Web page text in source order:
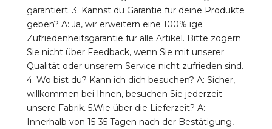
garantiert. 3. Kannst du Garantie für deine Produkte
geben? A: Ja, wir erweitern eine 100% ige
Zufriedenheitsgarantie für alle Artikel. Bitte zögern
Sie nicht über Feedback, wenn Sie mit unserer
Qualität oder unserem Service nicht zufrieden sind.
4. Wo bist du? Kann ich dich besuchen? A: Sicher,
willkommen bei Ihnen, besuchen Sie jederzeit
unsere Fabrik. 5.Wie über die Lieferzeit? A:
Innerhalb von 15-35 Tagen nach der Bestätigung,